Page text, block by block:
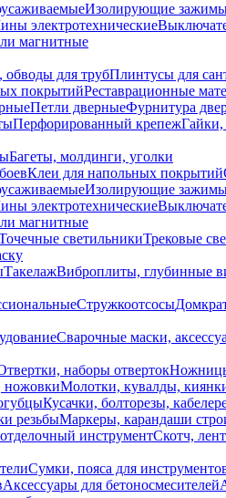
Изолирующие
электротехнические
магнитные
для трубПлинтусы для
покрытийРеставрационные
Петли дверныеФурнитура
Перфорированный крепеж
Багеты, молдинги, уголки
Клеи для напольных покрытий
Изолирующие
электротехнические
магнитные
светильникиТрековые
ТакелажВиброплиты, глубинные
Стружкоотсосы
Сварочные маски,
наборы отверток
ножовкиМолотки, кувалды,
Кусачки, болторезы,
резьбыМаркеры, карандаши
инструментСкотч,
Сумки, пояса для
Аксессуары для бетоносмесителей